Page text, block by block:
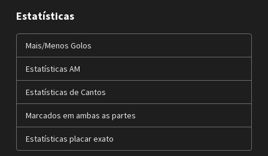
Estatísticas
Mais/Menos Golos
Estatísticas AM
Estatísticas de Cantos
Marcados em ambas as partes
Estatísticas placar exato